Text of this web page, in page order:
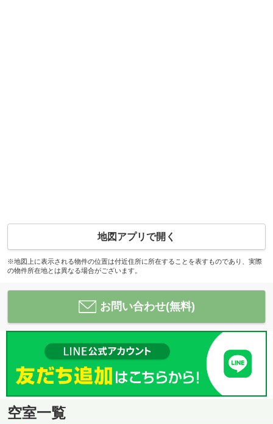
地図アプリで開く
※地図上に表示される物件の位置は付近住所に所在することを表すものであり、実際
の物件所在地とは異なる場合がございます。
お問い合わせ(無料)
空室一覧